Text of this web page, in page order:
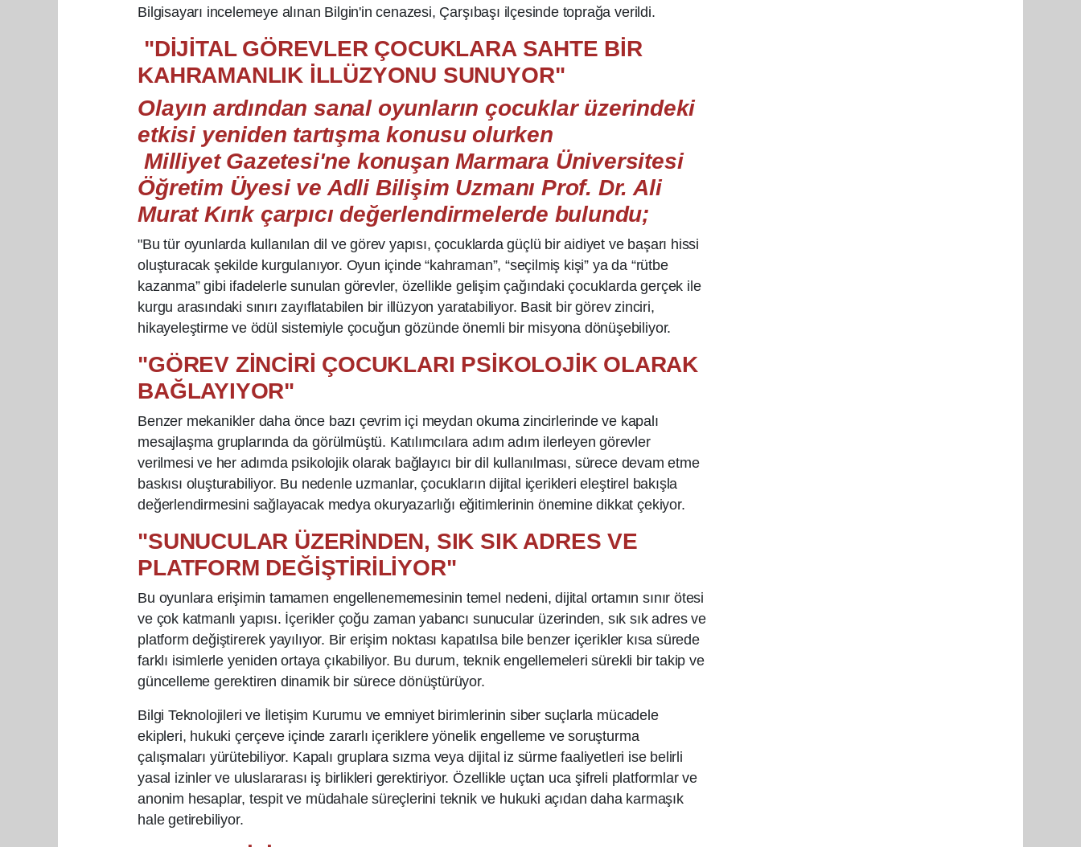
Bilgisayarı incelemeye alınan Bilgin'in cenazesi, Çarşıbaşı ilçesinde toprağa verildi.
"DİJİTAL GÖREVLER ÇOCUKLARA SAHTE BİR
KAHRAMANLIK İLLÜZYONU SUNUYOR"
Olayın ardından sanal oyunların çocuklar üzerindeki
etkisi yeniden tartışma konusu olurken
Milliyet Gazetesi'ne konuşan Marmara Üniversitesi
Öğretim Üyesi ve Adli Bilişim Uzmanı Prof. Dr. Ali
Murat Kırık çarpıcı değerlendirmelerde bulundu;
"Bu tür oyunlarda kullanılan dil ve görev yapısı, çocuklarda güçlü bir aidiyet ve başarı hissi
oluşturacak şekilde kurgulanıyor. Oyun içinde “kahraman”, “seçilmiş kişi” ya da “rütbe
kazanma” gibi ifadelerle sunulan görevler, özellikle gelişim çağındaki çocuklarda gerçek ile
kurgu arasındaki sınırı zayıflatabilen bir illüzyon yaratabiliyor. Basit bir görev zinciri,
hikayeleştirme ve ödül sistemiyle çocuğun gözünde önemli bir misyona dönüşebiliyor.
"GÖREV ZİNCİRİ ÇOCUKLARI PSİKOLOJİK OLARAK
BAĞLAYIYOR"
Benzer mekanikler daha önce bazı çevrim içi meydan okuma zincirlerinde ve kapalı
mesajlaşma gruplarında da görülmüştü. Katılımcılara adım adım ilerleyen görevler
verilmesi ve her adımda psikolojik olarak bağlayıcı bir dil kullanılması, sürece devam etme
baskısı oluşturabiliyor. Bu nedenle uzmanlar, çocukların dijital içerikleri eleştirel bakışla
değerlendirmesini sağlayacak medya okuryazarlığı eğitimlerinin önemine dikkat çekiyor.
"SUNUCULAR ÜZERİNDEN, SIK SIK ADRES VE
PLATFORM DEĞİŞTİRİLİYOR"
Bu oyunlara erişimin tamamen engellenememesinin temel nedeni, dijital ortamın sınır ötesi
ve çok katmanlı yapısı. İçerikler çoğu zaman yabancı sunucular üzerinden, sık sık adres ve
platform değiştirerek yayılıyor. Bir erişim noktası kapatılsa bile benzer içerikler kısa sürede
farklı isimlerle yeniden ortaya çıkabiliyor. Bu durum, teknik engellemeleri sürekli bir takip ve
güncelleme gerektiren dinamik bir sürece dönüştürüyor.
Bilgi Teknolojileri ve İletişim Kurumu ve emniyet birimlerinin siber suçlarla mücadele
ekipleri, hukuki çerçeve içinde zararlı içeriklere yönelik engelleme ve soruşturma
çalışmaları yürütebiliyor. Kapalı gruplara sızma veya dijital iz sürme faaliyetleri ise belirli
yasal izinler ve uluslararası iş birlikleri gerektiriyor. Özellikle uçtan uca şifreli platformlar ve
anonim hesaplar, tespit ve müdahale süreçlerini teknik ve hukuki açıdan daha karmaşık
hale getirebiliyor.